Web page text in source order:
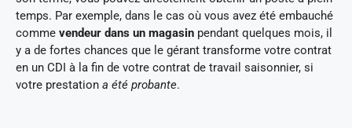
temps. Par exemple, dans le cas où vous avez été embauché
comme vendeur dans un magasin pendant quelques mois, il
y a de fortes chances que le gérant transforme votre contrat
en un CDI à la fin de votre contrat de travail saisonnier, si
votre prestation a été probante.